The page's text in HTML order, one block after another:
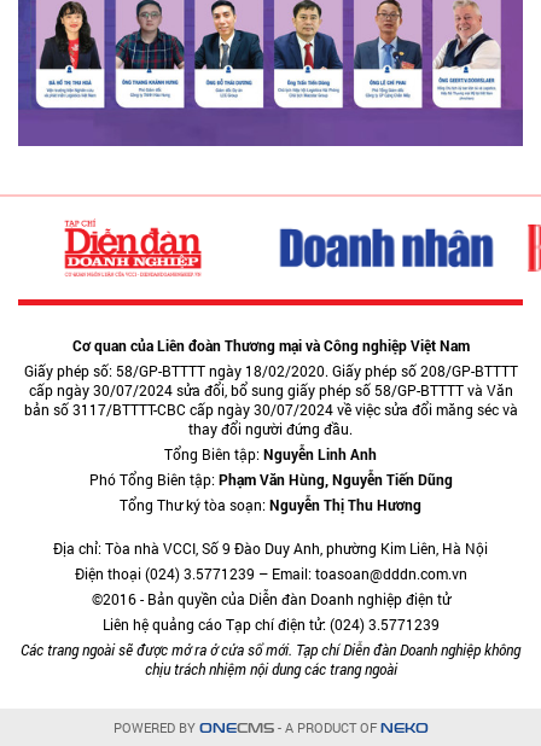
Cơ quan của Liên đoàn Thương mại và Công nghiệp Việt Nam
Giấy phép số: 58/GP-BTTTT ngày 18/02/2020. Giấy phép số 208/GP-BTTTT
cấp ngày 30/07/2024 sửa đổi, bổ sung giấy phép số 58/GP-BTTTT và Văn
bản số 3117/BTTTT-CBC cấp ngày 30/07/2024 về việc sửa đổi măng séc và
thay đổi người đứng đầu.
Tổng Biên tập:Nguyễn Linh Anh
Phó Tổng Biên tập:Phạm Văn Hùng, Nguyễn Tiến Dũng
Tổng Thư ký tòa soạn:Nguyễn Thị Thu Hương
Địa chỉ: Tòa nhà VCCI, Số 9 Đào Duy Anh, phường Kim Liên, Hà Nội
Điện thoại (024) 3.5771239 – Email: toasoan@dddn.com.vn
©2016 - Bản quyền của Diễn đàn Doanh nghiệp điện tử
Liên hệ quảng cáo Tạp chí điện tử: (024) 3.5771239
Các trang ngoài sẽ được mở ra ở cửa sổ mới. Tạp chí Diễn đàn Doanh nghiệp không
chịu trách nhiệm nội dung các trang ngoài
POWERED BY ONECMS- A PRODUCT OF NEKO